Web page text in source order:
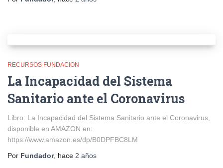
RECURSOS FUNDACION
La Incapacidad del Sistema
Sanitario ante el Coronavirus
Libro: La Incapacidad del Sistema Sanitario ante el Coronavirus,
disponible en AMAZON en:
https://www.amazon.es/dp/B0DPFBC8LM
Por Fundador, hace 2 años